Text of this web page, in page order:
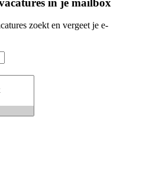
zoekt en vergeet je e-